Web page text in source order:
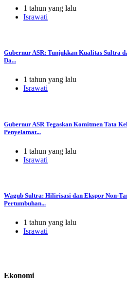
1 tahun yang lalu
Israwati
Gubernur ASR: Tunjukkan Kualitas Sultra
Da...
1 tahun yang lalu
Israwati
Gubernur ASR Tegaskan Komitmen Tata
Penyelamat...
1 tahun yang lalu
Israwati
Wagub Sultra: Hilirisasi dan Ekspor Non-
Pertumbuhan...
1 tahun yang lalu
Israwati
Ekonomi